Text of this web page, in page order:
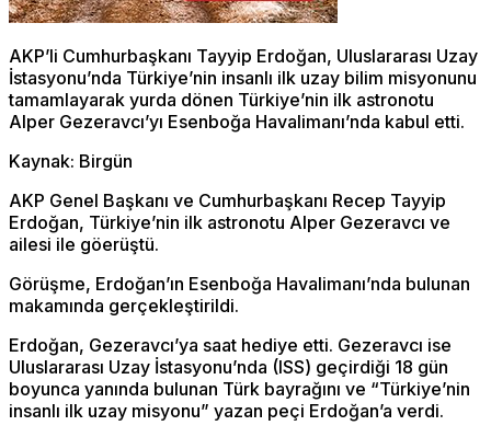
AKP’li Cumhurbaşkanı Tayyip Erdoğan, Uluslararası Uzay
İstasyonu’nda Türkiye’nin insanlı ilk uzay bilim misyonunu
tamamlayarak yurda dönen Türkiye’nin ilk astronotu
Alper Gezeravcı’yı Esenboğa Havalimanı’nda kabul etti.
Kaynak: Birgün
AKP Genel Başkanı ve Cumhurbaşkanı Recep Tayyip
Erdoğan, Türkiye’nin ilk astronotu Alper Gezeravcı ve
ailesi ile göerüştü.
Görüşme, Erdoğan’ın Esenboğa Havalimanı’nda bulunan
makamında gerçekleştirildi.
Erdoğan, Gezeravcı’ya saat hediye etti. Gezeravcı ise
Uluslararası Uzay İstasyonu’nda (ISS) geçirdiği 18 gün
boyunca yanında bulunan Türk bayrağını ve “Türkiye’nin
insanlı ilk uzay misyonu” yazan peçi Erdoğan’a verdi.